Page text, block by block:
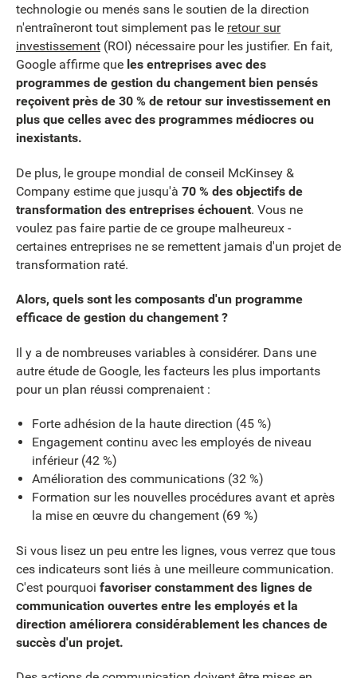
technologie ou menés sans le soutien de la direction
n'entraîneront tout simplement pas le retour sur
investissement (ROI) nécessaire pour les justifier. En fait,
Google affirme que les entreprises avec des
programmes de gestion du changement bien pensés
reçoivent près de 30 % de retour sur investissement en
plus que celles avec des programmes médiocres ou
inexistants.
De plus, le groupe mondial de conseil McKinsey &
Company estime que jusqu'à 70 % des objectifs de
transformation des entreprises échouent. Vous ne
voulez pas faire partie de ce groupe malheureux -
certaines entreprises ne se remettent jamais d'un projet de
transformation raté.
Alors, quels sont les composants d'un programme
efficace de gestion du changement ?
Il y a de nombreuses variables à considérer. Dans une
autre étude de Google, les facteurs les plus importants
pour un plan réussi comprenaient :
Forte adhésion de la haute direction (45 %)
Engagement continu avec les employés de niveau
inférieur (42 %)
Amélioration des communications (32 %)
Formation sur les nouvelles procédures avant et après
la mise en œuvre du changement (69 %)
Si vous lisez un peu entre les lignes, vous verrez que tous
ces indicateurs sont liés à une meilleure communication.
C'est pourquoi favoriser constamment des lignes de
communication ouvertes entre les employés et la
direction améliorera considérablement les chances de
succès d'un projet.